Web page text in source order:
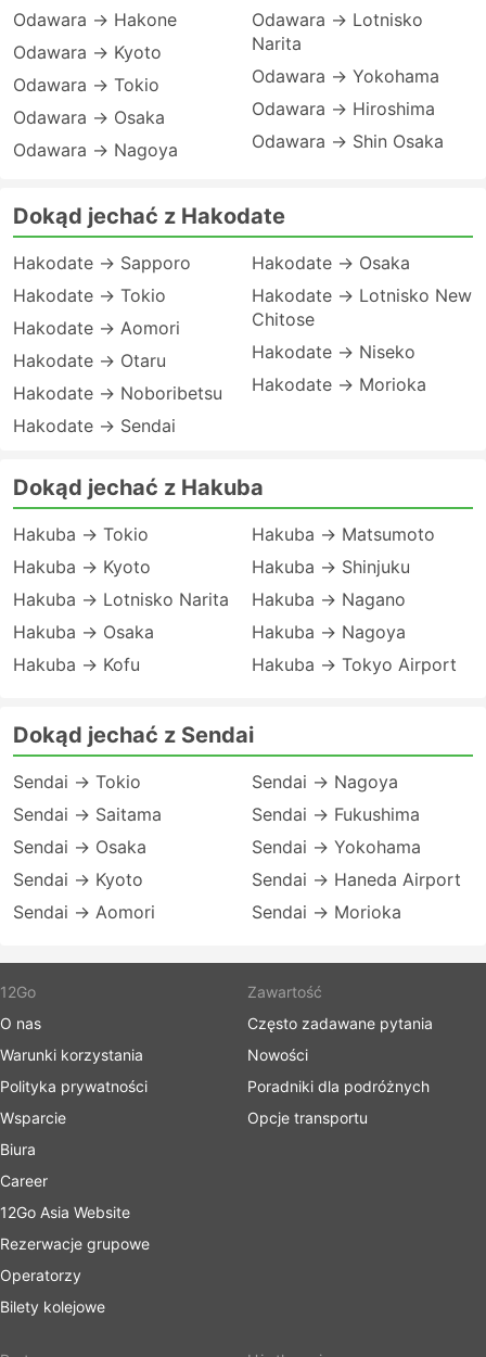
Odawara → Hakone
Odawara → Kyoto
Odawara → Tokio
Odawara → Osaka
Odawara → Nagoya
Odawara → Lotnisko
Narita
Odawara → Yokohama
Odawara → Hiroshima
Odawara → Shin Osaka
Dokąd jechać z Hakodate
Hakodate → Sapporo
Hakodate → Tokio
Hakodate → Aomori
Hakodate → Otaru
Hakodate → Noboribetsu
Hakodate → Sendai
Hakodate → Osaka
Hakodate → Lotnisko New
Chitose
Hakodate → Niseko
Hakodate → Morioka
Dokąd jechać z Hakuba
Hakuba → Tokio
Hakuba → Kyoto
Hakuba → Lotnisko Narita
Hakuba → Osaka
Hakuba → Kofu
Hakuba → Matsumoto
Hakuba → Shinjuku
Hakuba → Nagano
Hakuba → Nagoya
Hakuba → Tokyo Airport
Dokąd jechać z Sendai
Sendai → Tokio
Sendai → Saitama
Sendai → Osaka
Sendai → Kyoto
Sendai → Aomori
Sendai → Nagoya
Sendai → Fukushima
Sendai → Yokohama
Sendai → Haneda Airport
Sendai → Morioka
12Go
O nas
Warunki korzystania
Polityka prywatności
Wsparcie
Biura
Career
12Go Asia Website
Rezerwacje grupowe
Operatorzy
Bilety kolejowe
Zawartość
Często zadawane pytania
Nowości
Poradniki dla podróżnych
Opcje transportu